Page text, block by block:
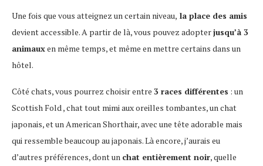
Une fois que vous atteignez un certain niveau, la place des amis
devient accessible. A partir de là, vous pouvez adopterjusqu’à 3
animauxen même temps, et même en mettre certains dans un
hôtel.
Côté chats, vous pourrez choisir entre 3 races différentes : un
Scottish Fold , chat tout mimi aux oreilles tombantes, un chat
japonais, et un American Shorthair, avec une tête adorable mais
qui ressemble beaucoup au japonais. Là encore, j’aurais eu
d’autres préférences, dont un chat entièrement noir, quelle